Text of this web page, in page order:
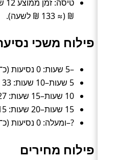
₪ (≈ 133 ₪ לשעה).
פילוח משכי
–5 שעות: 0 נסיעות (כ־0%).
5 שעות–10 שעות: 33 נסיעות (כ־40%).
10 שעות–15 שעות: 27 נסיעות (כ־33%).
15 שעות–20 שעות: 15 נסיעות (כ־18%).
?–ומעלה: 0 נסיעות (כ־0%).
פילוח מחירים